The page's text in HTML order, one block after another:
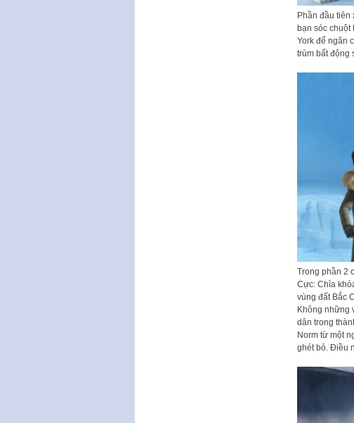
Phần đầu
bạn sóc chuột
York để ngăn
trùm bất động
Trong phần 2
Cực: Chìa
vùng đất Bắc
Không những
dân trong
Norm từ một
ghét bỏ. Điều